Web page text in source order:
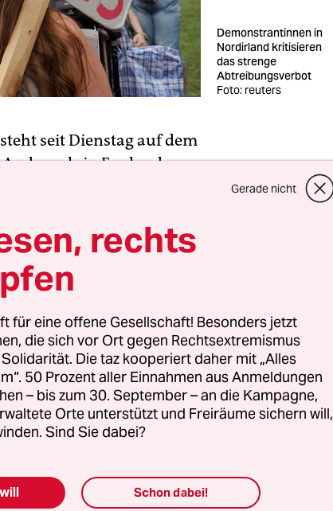
Demonstrantinnen in
Nordirland kritisieren
das strenge
Abtreibungsverbot
Foto: reuters
seit Dienstag auf dem
als in England,
nach
gilt auch, wenn der
ist.
wenn Lebensgefahr für
Court in London dauert
strikte Verbot mit den
ist.
Gerade nicht
rechts
für eine offene Gesellschaft! Besonders jetzt
die sich vor Ort gegen Rechtsextremismus
Die taz kooperiert daher mit „Alles
50 Prozent aller Einnahmen aus Anmeldungen
– bis zum 30. September – an die Kampagne,
Orte unterstützt und Freiräume sichern will,
Sind Sie dabei?
Schon dabei!